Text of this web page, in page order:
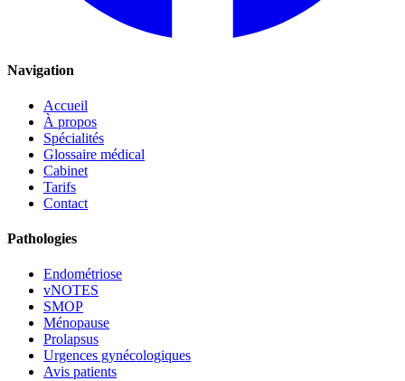
Navigation
Accueil
À propos
Spécialités
Glossaire médical
Cabinet
Tarifs
Contact
Pathologies
Endométriose
vNOTES
SMOP
Ménopause
Prolapsus
Urgences gynécologiques
Avis patients